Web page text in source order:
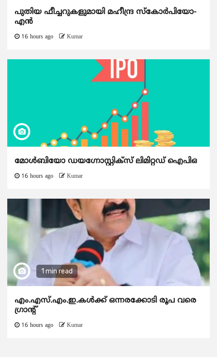
പുതിയ ഫീച്ചറുകളുമായി മഹീന്ദ്ര സ്കോർപിയോ-
എൻ
16 hours ago Kumar
മോൾബിയോ ഡയഗ്നോസ്റ്റിക്സ് ലിമിറ്റഡ് ഐപിഒ
16 hours ago Kumar
1 min read
എം.എസ്.എം.ഇ.കൾക്ക് ഒന്നരക്കോടി രൂപ വരെ
ഗ്രാന്റ്
16 hours ago Kumar